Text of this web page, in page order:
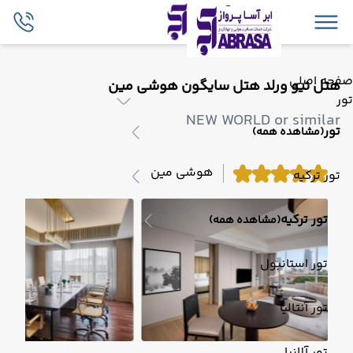
صفحه اصلی
تور
تور(مشاهده همه)
تور ترکیه
تور ترکیه(مشاهده همه)
تور استانبول
تور آنتالیا
هتل نیو ورلد هتل سایگون هوشی مین
NEW WORLD or similar
هوشی مین